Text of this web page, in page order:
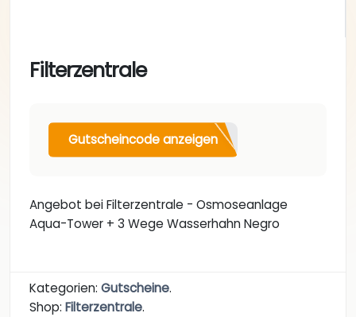
Filterzentrale
Gutscheincode anzeigen
Angebot bei Filterzentrale - Osmoseanlage
Aqua-Tower + 3 Wege Wasserhahn Negro
Kategorien: Gutscheine.
Shop: Filterzentrale.